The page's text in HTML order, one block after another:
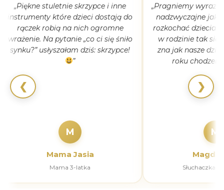
❮
„Piękne stuletnie skrzypce i inne
instrumenty które dzieci dostają do
rączek robią na nich ogromne
wrażenie. Na pytanie „co ci się śniło
synku?” usłyszałam dziś: skrzypce!
”
M
Mama Jasia
Mama 3-latka
„Pragniemy wyrazić
nadzwyczajne jak
rozkochać
w rodzinie tak się
zna jak nasze
roku
M
Słuchaczka
❯